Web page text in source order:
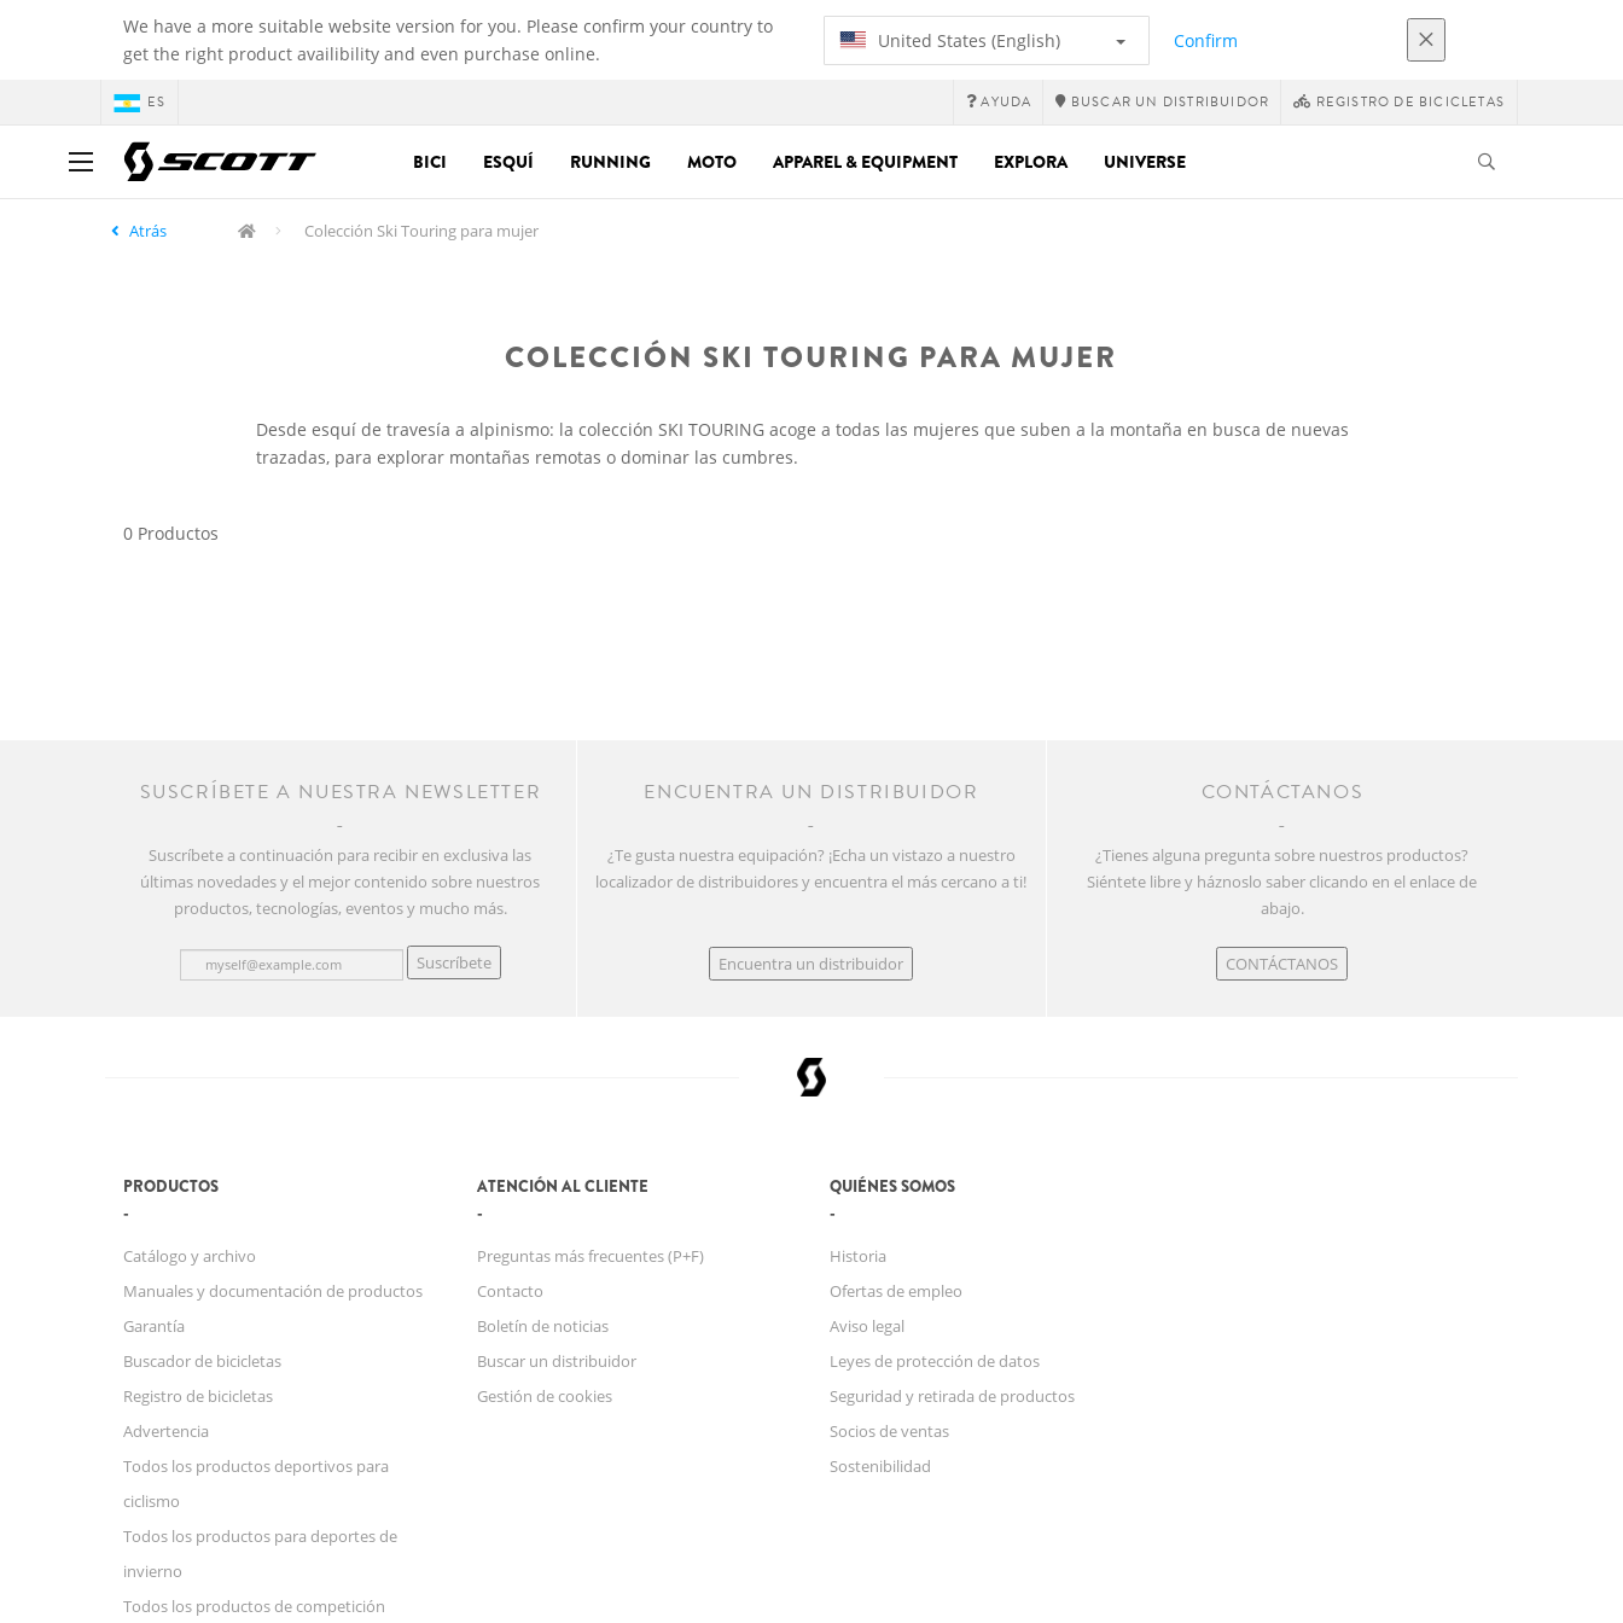
We have a more suitable website version for you. Please confirm your country to
get the right product availibility and even purchase online.
United States (English) Confirm
ES AYUDA BUSCAR UN DISTRIBUIDOR REGISTRO DE BICICLETAS
BICI ESQUÍ RUNNING MOTO APPAREL & EQUIPMENT EXPLORA UNIVERSE
Atrás Colección Ski Touring para mujer
COLECCIÓN SKI TOURING PARA MUJER
Desde esquí de travesía a alpinismo: la colección SKI TOURING acoge a todas las mujeres que suben a la montaña en busca de nuevas
trazadas, para explorar montañas remotas o dominar las cumbres.
0 Productos
SUSCRÍBETE A NUESTRA NEWSLETTER
Suscríbete a continuación para recibir en exclusiva las
últimas novedades y el mejor contenido sobre nuestros
productos, tecnologías, eventos y mucho más.
Suscríbete
ENCUENTRA UN DISTRIBUIDOR
¿Te gusta nuestra equipación? ¡Echa un vistazo a nuestro
localizador de distribuidores y encuentra el más cercano a ti!
Encuentra un distribuidor
CONTÁCTANOS
¿Tienes alguna pregunta sobre nuestros productos?
Siéntete libre y háznoslo saber clicando en el enlace de
abajo.
CONTÁCTANOS
PRODUCTOS
Catálogo y archivo
Manuales y documentación de productos
Garantía
Buscador de bicicletas
Registro de bicicletas
Advertencia
Todos los productos deportivos para
ciclismo
Todos los productos para deportes de
invierno
Todos los productos de competición
ATENCIÓN AL CLIENTE
Preguntas más frecuentes (P+F)
Contacto
Boletín de noticias
Buscar un distribuidor
Gestión de cookies
QUIÉNES SOMOS
Historia
Ofertas de empleo
Aviso legal
Leyes de protección de datos
Seguridad y retirada de productos
Socios de ventas
Sostenibilidad